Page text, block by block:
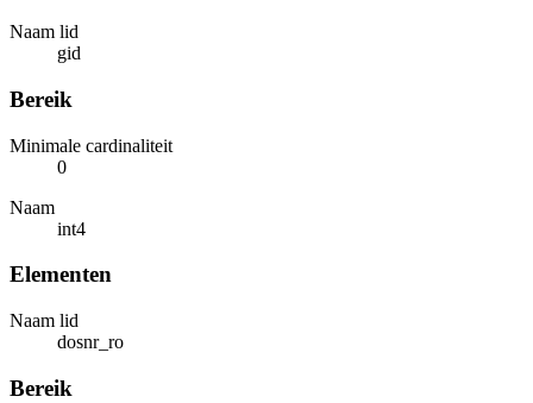
Naam lid
gid
Bereik
Minimale cardinaliteit
0
Naam
int4
Elementen
Naam lid
dosnr_ro
Bereik